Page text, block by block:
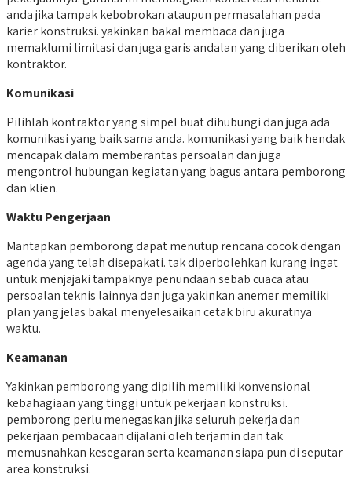
anda jika tampak kebobrokan ataupun permasalahan pada
karier konstruksi. yakinkan bakal membaca dan juga
memaklumi limitasi dan juga garis andalan yang diberikan oleh
kontraktor.
Komunikasi
Pilihlah kontraktor yang simpel buat dihubungi dan juga ada
komunikasi yang baik sama anda. komunikasi yang baik hendak
mencapak dalam memberantas persoalan dan juga
mengontrol hubungan kegiatan yang bagus antara pemborong
dan klien.
Waktu Pengerjaan
Mantapkan pemborong dapat menutup rencana cocok dengan
agenda yang telah disepakati. tak diperbolehkan kurang ingat
untuk menjajaki tampaknya penundaan sebab cuaca atau
persoalan teknis lainnya dan juga yakinkan anemer memiliki
plan yang jelas bakal menyelesaikan cetak biru akuratnya
waktu.
Keamanan
Yakinkan pemborong yang dipilih memiliki konvensional
kebahagiaan yang tinggi untuk pekerjaan konstruksi.
pemborong perlu menegaskan jika seluruh pekerja dan
pekerjaan pembacaan dijalani oleh terjamin dan tak
memusnahkan kesegaran serta keamanan siapa pun di seputar
area konstruksi.